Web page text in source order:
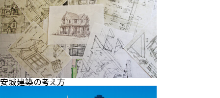
安城建築の考え方